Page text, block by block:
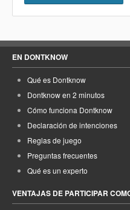
EN DONTKNOW
Qué es Dontknow
Dontknow en 2 minutos
Cómo funciona Dontknow
Declaración de intenciones
Reglas de juego
Preguntas frecuentes
Qué es un experto
VENTAJAS DE PARTICIPAR